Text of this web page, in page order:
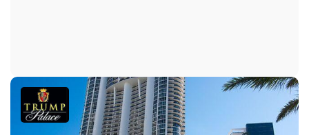
TennisCourts
Дорожки
Парковка